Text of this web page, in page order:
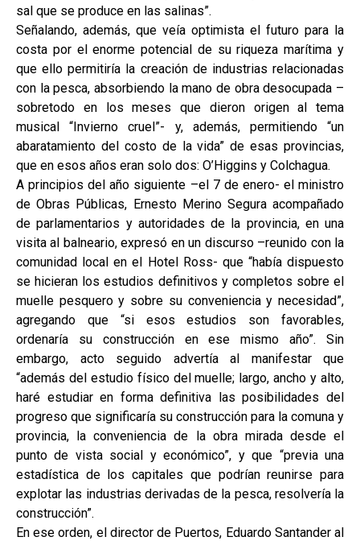
sal que se produce en las salinas”.
Señalando, además, que veía optimista el futuro para la
costa por el enorme potencial de su riqueza marítima y
que ello permitiría la creación de industrias relacionadas
con la pesca, absorbiendo la mano de obra desocupada –
sobretodo en los meses que dieron origen al tema
musical “Invierno cruel”- y, además, permitiendo “un
abaratamiento del costo de la vida” de esas provincias,
que en esos años eran solo dos: O’Higgins y Colchagua.
A principios del año siguiente –el 7 de enero- el ministro
de Obras Públicas, Ernesto Merino Segura acompañado
de parlamentarios y autoridades de la provincia, en una
visita al balneario, expresó en un discurso –reunido con la
comunidad local en el Hotel Ross- que “había dispuesto
se hicieran los estudios definitivos y completos sobre el
muelle pesquero y sobre su conveniencia y necesidad”,
agregando que “si esos estudios son favorables,
ordenaría su construcción en ese mismo año”. Sin
embargo, acto seguido advertía al manifestar que
“además del estudio físico del muelle; largo, ancho y alto,
haré estudiar en forma definitiva las posibilidades del
progreso que significaría su construcción para la comuna y
provincia, la conveniencia de la obra mirada desde el
punto de vista social y económico”, y que “previa una
estadística de los capitales que podrían reunirse para
explotar las industrias derivadas de la pesca, resolvería la
construcción”.
En ese orden, el director de Puertos, Eduardo Santander al